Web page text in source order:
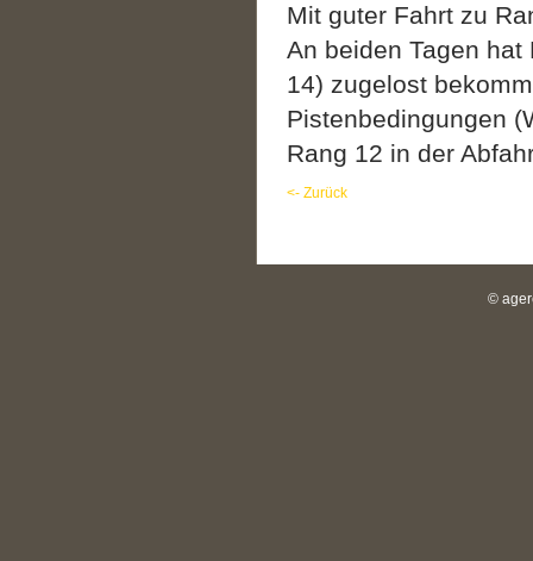
Mit guter Fahrt zu
An beiden Tagen
14) zugelost
Pistenbedingungen
Rang 12 in der
<- Zurück
©